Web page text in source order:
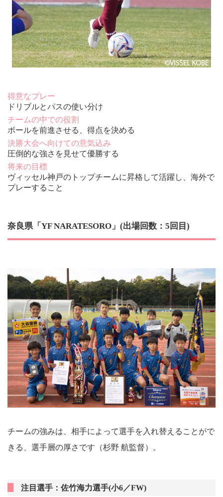
得意なプレー
ドリブルとパスの使い分け
チームの中での役割
ボールを前進させる、得点を決める
決勝大会へ向けての意気込み
圧倒的な強さを見せて優勝する
将来の目標
ヴィッセル神戸のトップチームに昇格して活躍し、海外で
プレーすること
奈良県「YF NARATESORO」(出場回数：5回目)
チームの強みは、相手によって選手を入れ替えることがで
きる、選手層の厚さです（杉野 航監督）。
注目選手：佐竹海力選手(小6／FW)